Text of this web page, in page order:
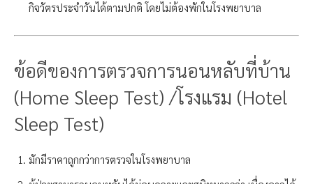
กิจวัตรประจำวันได้ตามปกติ โดยไม่ต้องพักในโรงพยาบาล
ข้อดีของการตรวจการนอนหลับที่บ้าน
(Home Sleep Test) /โรงแรม (Hotel
Sleep Test)
มักมีราคาถูกกว่าการตรวจในโรงพยาบาล